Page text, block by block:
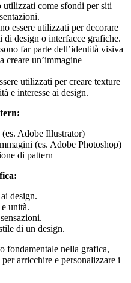
utilizzati come sfondi per siti
essere utilizzati per decorare
di design o interfacce grafiche.
far parte dell’identità visiva
creare un’immagine
utilizzati per creare texture
e interesse ai design.
Adobe Illustrator)
(es. Adobe Photoshop)
di pattern
design.
unità.
di un design.
fondamentale nella grafica,
arricchire e personalizzare i